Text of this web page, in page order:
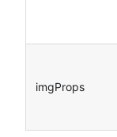
imgProps